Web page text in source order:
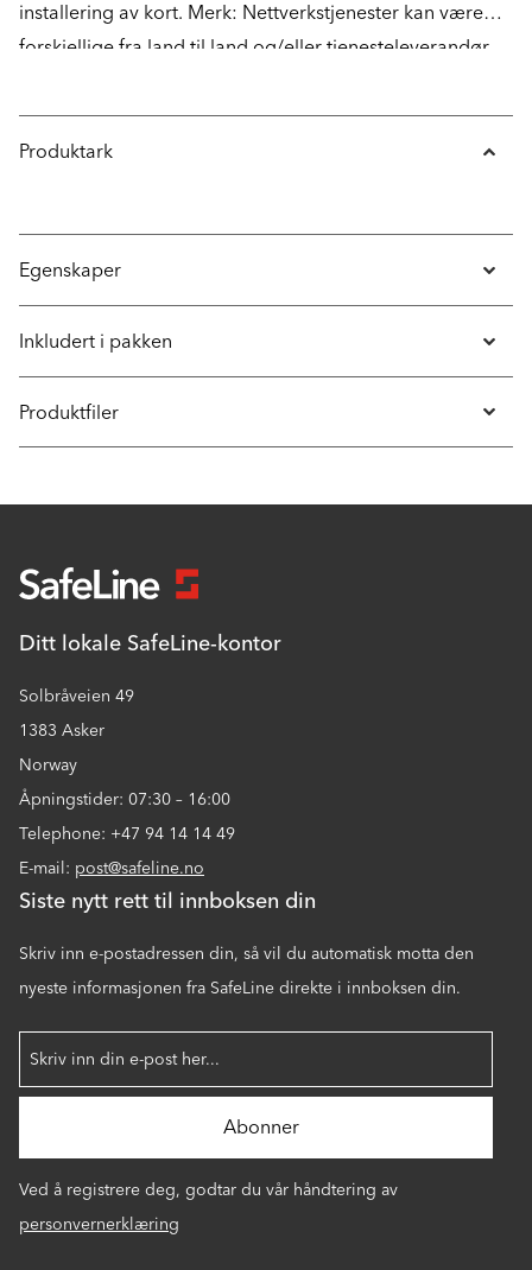
installering av kort. Merk: Nettverkstjenester kan være
forskjellige fra land til land og/eller tjenesteleverandør.
informasjon om 4G og VoLTE i din spesifikke region.
Produktark
Egenskaper
Inkludert i pakken
Produktfiler
Ditt lokale SafeLine-kontor
Solbråveien 49
1383 Asker
Norway
Åpningstider: 07:30 – 16:00
Telephone: +47 94 14 14 49
E-mail: post@safeline.no
Siste nytt rett til innboksen din
Skriv inn e-postadressen din, så vil du automatisk motta den
nyeste informasjonen fra SafeLine direkte i innboksen din.
Ved å registrere deg, godtar du vår håndtering av
personvernerklæring